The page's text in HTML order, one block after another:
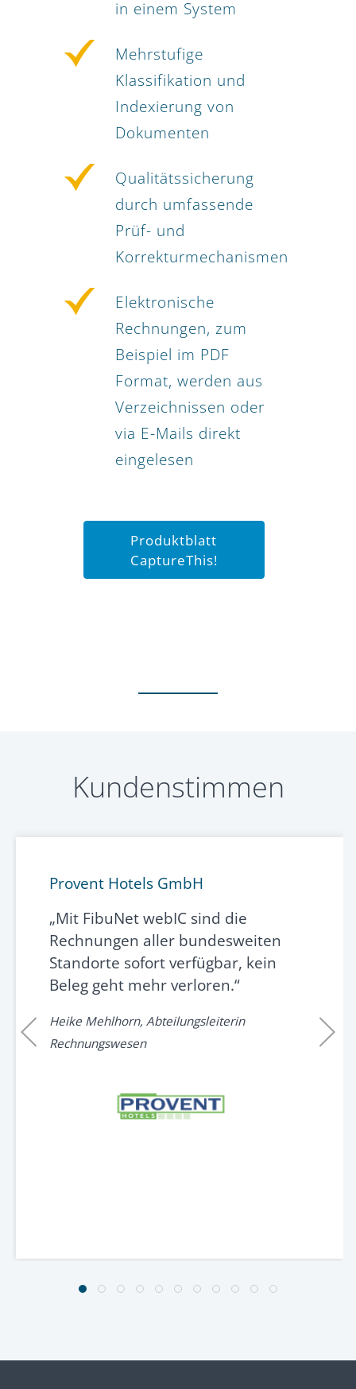
in einem System
Mehrstufige
Klassifikation und
Indexierung von
Dokumenten
Qualitätssicherung
durch umfassende
Prüf- und
Korrekturmechanismen
Elektronische
Rechnungen, zum
Beispiel im PDF
Format, werden aus
Verzeichnissen oder
via E-Mails direkt
eingelesen
Produktblatt
CaptureThis!
Kundenstimmen
Provent Hotels GmbH
„Mit FibuNet webIC sind die
Rechnungen aller bundesweiten
Standorte sofort verfügbar, kein
Beleg geht mehr verloren.“
Heike Mehlhorn, Abteilungsleiterin
Rechnungswesen